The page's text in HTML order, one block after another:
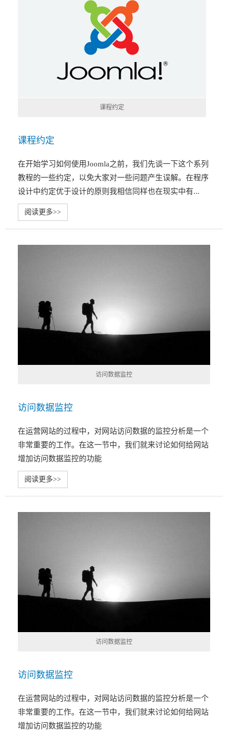
课程约定
课程约定
在开始学习如何使用Joomla之前，我们先谈一下这个系列
教程的一些约定，以免大家对一些问题产生误解。在程序
设计中约定优于设计的原则我相信同样也在现实中有...
阅读更多>>
访问数据监控
访问数据监控
在运营网站的过程中，对网站访问数据的监控分析是一个
非常重要的工作。在这一节中，我们就来讨论如何给网站
增加访问数据监控的功能
阅读更多>>
访问数据监控
访问数据监控
在运营网站的过程中，对网站访问数据的监控分析是一个
非常重要的工作。在这一节中，我们就来讨论如何给网站
增加访问数据监控的功能